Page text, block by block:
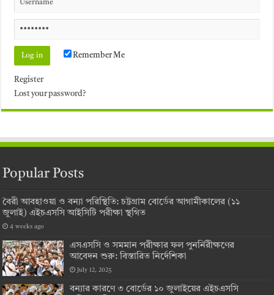
Remember Me
Register
Lost your password?
Popular Posts
বৈরী আবহাওয়া ও বন্যা পরিস্থিতি: চট্টগ্রাম বোর্ডের আগামীকালের (১১
জুলাই) এইচএসসি আইসিটি পরীক্ষা স্থগিত
4 weeks ago
এসএসসি ও সমমান পরীক্ষার ফল পুনর্নিরীক্ষণের
আবেদন শুরু: বিস্তারিত নির্দেশিকা
July 12, 2025
বন্যার কারণে ৩ বোর্ডের ১০ জুলাইয়ের এইচএসসি